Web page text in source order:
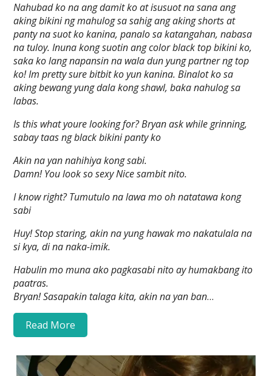
Nahubad ko na ang damit ko at isusuot na sana ang
aking bikini ng mahulog sa sahig ang aking shorts at
panty na suot ko kanina, panalo sa katangahan, nabasa
na tuloy. Inuna kong suotin ang color black top bikini ko,
saka ko lang napansin na wala dun yung partner ng top
ko! Im pretty sure bitbit ko yun kanina. Binalot ko sa
aking bewang yung dala kong shawl, baka nahulog sa
labas.
Is this what youre looking for? Bryan ask while grinning,
sabay taas ng black bikini panty ko
Akin na yan nahihiya kong sabi.
Damn! You look so sexy Nice sambit nito.
I know right? Tumutulo na lawa mo oh natatawa kong
sabi
Huy! Stop staring, akin na yung hawak mo nakatulala na
si kya, di na naka-imik.
Habulin mo muna ako pagkasabi nito ay humakbang ito
paatras.
Bryan! Sasapakin talaga kita, akin na yan ban…
Read More